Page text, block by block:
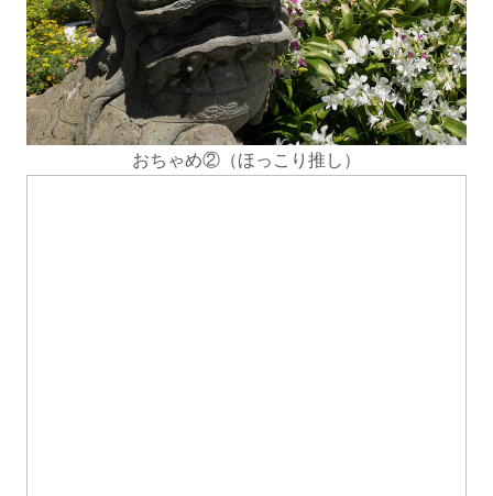
おちゃめ②（ほっこり推し）